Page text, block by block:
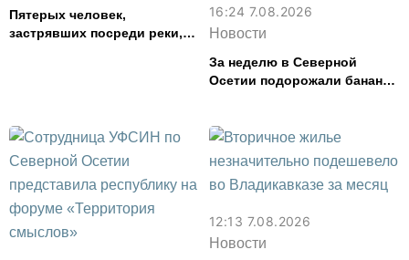
Пятерых человек,
застрявших посреди реки,
16:24 7.08.2026
Новости
За неделю в Северной
Осетии подорожали бананы
картофель
12:13 7.08.2026
Новости